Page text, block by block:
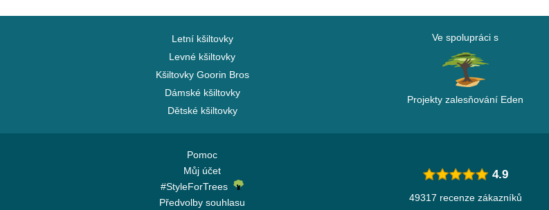
Letní kšiltovky
Levné kšiltovky
Kšiltovky Goorin Bros
Dámské kšiltovky
Dětské kšiltovky
Ve spolupráci s
Projekty zalesňování Eden
Pomoc
Můj účet
#StyleForTrees
Předvolby souhlasu
4.9
49317 recenze zákazníků